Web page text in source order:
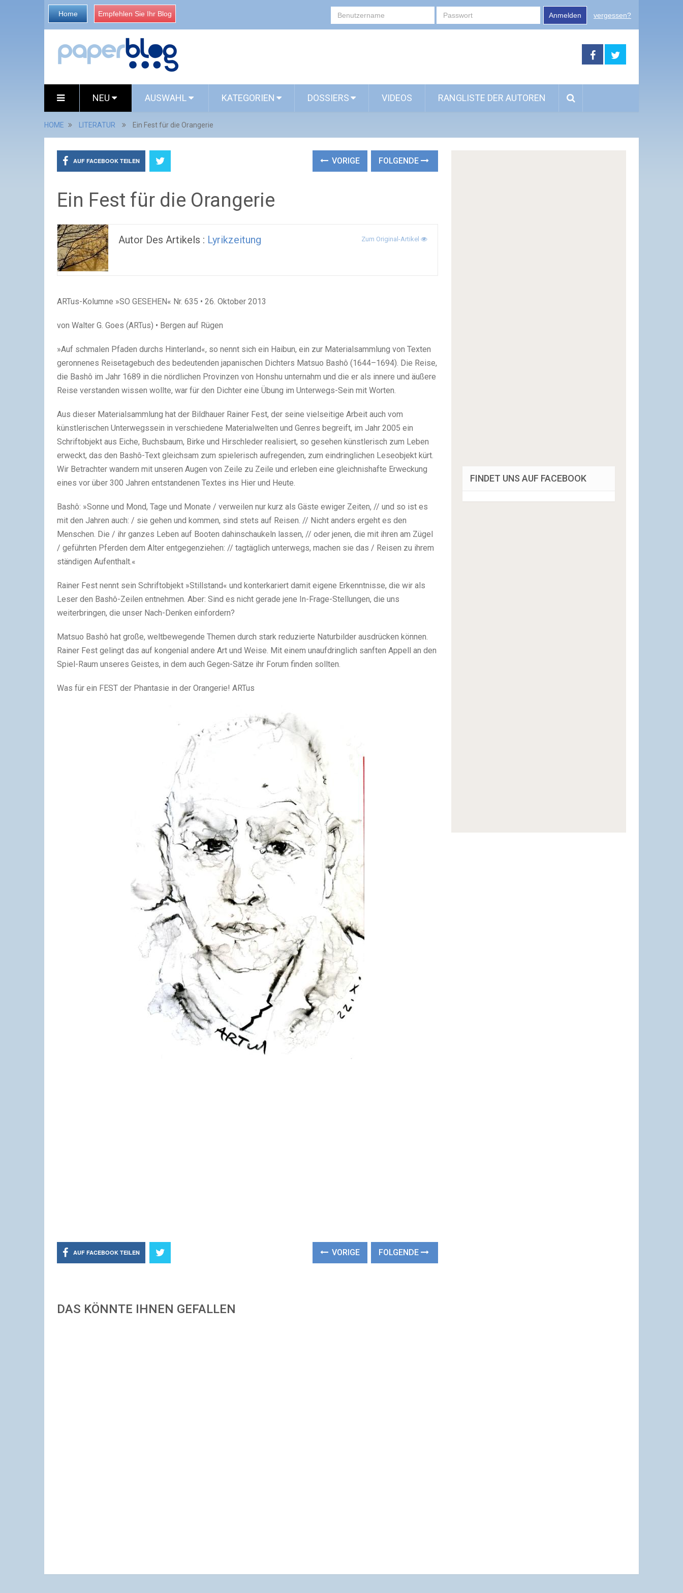
Home Empfehlen Sie Ihr Blog Anmelden vergessen?
NEU AUSWAHL KATEGORIEN DOSSIERS VIDEOS RANGLISTE DER AUTOREN
HOME LITERATUR Ein Fest für die Orangerie
AUF FACEBOOK TEILEN VORIGE FOLGENDE
Ein Fest für die Orangerie
Autor Des Artikels : Lyrikzeitung Zum Original-Artikel
ARTus-Kolumne »SO GESEHEN« Nr. 635 • 26. Oktober 2013
von Walter G. Goes (ARTus) • Bergen auf Rügen
»Auf schmalen Pfaden durchs Hinterland«, so nennt sich ein Haibun, ein zur Materialsammlung von Texten
geronnenes Reisetagebuch des bedeutenden japanischen Dichters Matsuo Bashô (1644–1694). Die Reise,
die Bashô im Jahr 1689 in die nördlichen Provinzen von Honshu unternahm und die er als innere und äußere
Reise verstanden wissen wollte, war für den Dichter eine Übung im Unterwegs-Sein mit Worten.
Aus dieser Materialsammlung hat der Bildhauer Rainer Fest, der seine vielseitige Arbeit auch vom
künstlerischen Unterwegssein in verschiedene Materialwelten und Genres begreift, im Jahr 2005 ein
Schriftobjekt aus Eiche, Buchsbaum, Birke und Hirschleder realisiert, so gesehen künstlerisch zum Leben
erweckt, das den Bashô-Text gleichsam zum spielerisch aufregenden, zum eindringlichen Leseobjekt kürt.
Wir Betrachter wandern mit unseren Augen von Zeile zu Zeile und erleben eine gleichnishafte Erweckung
eines vor über 300 Jahren entstandenen Textes ins Hier und Heute.
Bashô: »Sonne und Mond, Tage und Monate / verweilen nur kurz als Gäste ewiger Zeiten, // und so ist es
mit den Jahren auch: / sie gehen und kommen, sind stets auf Reisen. // Nicht anders ergeht es den
Menschen. Die / ihr ganzes Leben auf Booten dahinschaukeln lassen, // oder jenen, die mit ihren am Zügel
/ geführten Pferden dem Alter entgegenziehen: // tagtäglich unterwegs, machen sie das / Reisen zu ihrem
ständigen Aufenthalt.«
Rainer Fest nennt sein Schriftobjekt »Stillstand« und konterkariert damit eigene Erkenntnisse, die wir als
Leser den Bashô-Zeilen entnehmen. Aber: Sind es nicht gerade jene In-Frage-Stellungen, die uns
weiterbringen, die unser Nach-Denken einfordern?
Matsuo Bashô hat große, weltbewegende Themen durch stark reduzierte Naturbilder ausdrücken können.
Rainer Fest gelingt das auf kongenial andere Art und Weise. Mit einem unaufdringlich sanften Appell an den
Spiel-Raum unseres Geistes, in dem auch Gegen-Sätze ihr Forum finden sollten.
Was für ein FEST der Phantasie in der Orangerie! ARTus
AUF FACEBOOK TEILEN VORIGE FOLGENDE
DAS KÖNNTE IHNEN GEFALLEN
FINDET UNS AUF FACEBOOK